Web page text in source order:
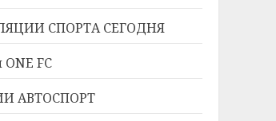
СПОРТА СЕГОДНЯ
FC
АВТОСПОРТ